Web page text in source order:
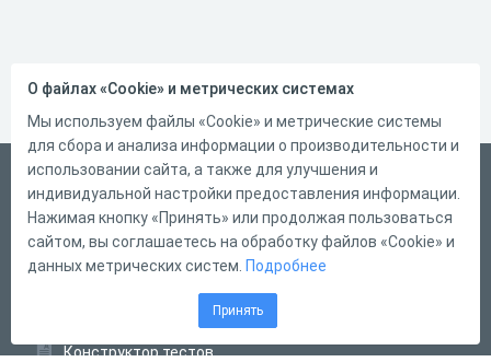
Русский
Справка
Форма обратной связи
Конструктор тестов
О файлах «Cookie» и метрических системах
Мы используем файлы «Cookie» и метрические системы
для сбора и анализа информации о производительности и
использовании сайта, а также для улучшения и
индивидуальной настройки предоставления информации.
Нажимая кнопку «Принять» или продолжая пользоваться
сайтом, вы соглашаетесь на обработку файлов «Cookie» и
данных метрических систем. Подробнее
Принять